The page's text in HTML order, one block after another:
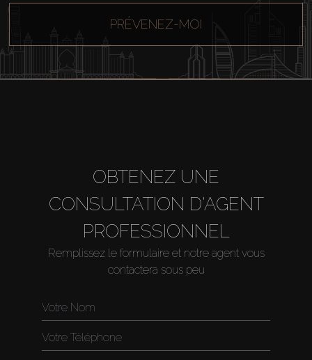
PRÉVENEZ-MOI
OBTENEZ UNE
CONSULTATION D'AGENT
PROFESSIONNEL
Remplissez le formulaire et notre agent vous
contactera sous peu